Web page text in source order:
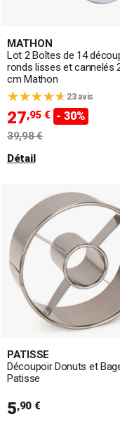
MATHON
Lot 2 Boîtes de 14
ronds lisses et cannelés
cm Mathon
23 avis
27,95 € - 30%
39,98 €
Détail
PATISSE
Découpoir Donuts et
Patisse
5,90 €